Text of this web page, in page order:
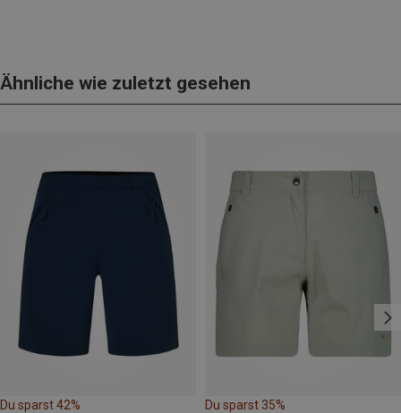
Ähnliche wie zuletzt gesehen
Du sparst 42% Du sparst 35%